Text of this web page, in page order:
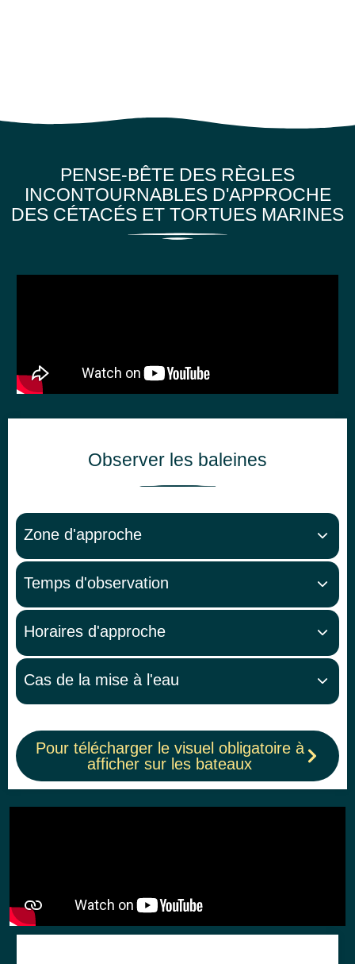
PENSE-BÊTE DES RÈGLES
INCONTOURNABLES D'APPROCHE
DES CÉTACÉS ET TORTUES MARINES
Observer les baleines
Zone d'approche
Temps d'observation
Horaires d'approche
Cas de la mise à l'eau
Pour télécharger le visuel obligatoire à
afficher sur les bateaux